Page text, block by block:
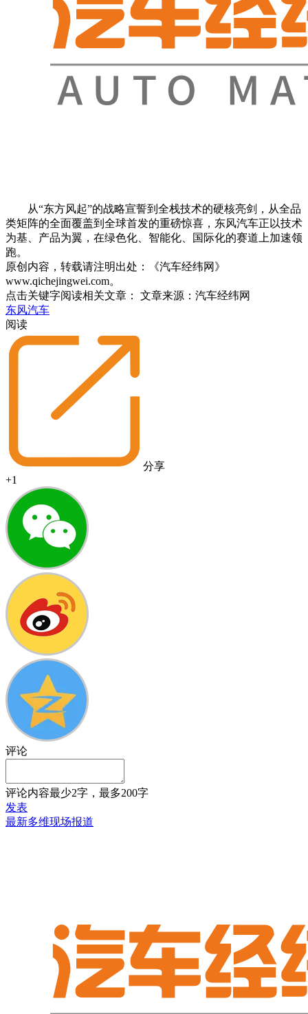
从“东方风起”的战略宣誓到全栈技术的硬核亮剑，从全品
类矩阵的全面覆盖到全球首发的重磅惊喜，东风汽车正以技术
为基、产品为翼，在绿色化、智能化、国际化的赛道上加速领
跑。
原创内容，转载请注明出处：《汽车经纬网》
www.qichejingwei.com。
点击关键字阅读相关文章：
文章来源：汽车经纬网
东风汽车
阅读
分享
+1
评论
评论内容最少2字，最多200字
发表
最新多维现场报道